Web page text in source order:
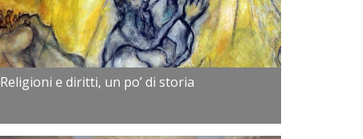
Religioni e diritti, un po’ di storia